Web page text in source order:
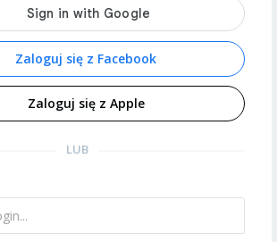
Zaloguj się z Facebook
Zaloguj się z Apple
LUB